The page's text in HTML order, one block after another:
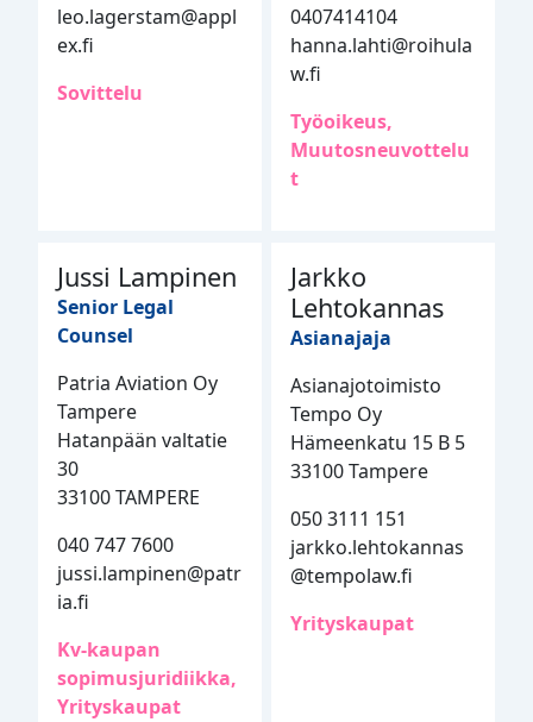
leo.lagerstam@appl
ex.fi
Sovittelu
0407414104
hanna.lahti@roihula
w.fi
Työoikeus,
Muutosneuvottelu
t
Jussi Lampinen
Senior Legal
Counsel
Patria Aviation Oy
Tampere
Hatanpään valtatie
30
33100 TAMPERE
040 747 7600
jussi.lampinen@patr
ia.fi
Kv-kaupan
sopimusjuridiikka,
Yrityskaupat
Jarkko
Lehtokannas
Asianajaja
Asianajotoimisto
Tempo Oy
Hämeenkatu 15 B 5
33100 Tampere
050 3111 151
jarkko.lehtokannas
@tempolaw.fi
Yrityskaupat